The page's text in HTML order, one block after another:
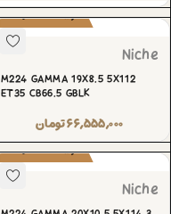
پیش‌سفارش
Niche
M224 GAMMA 19X8.5 5X112
ET35 CB66.5 GBLK
۶۶,۵۵۵,۰۰۰تومان
پیش‌سفارش
Niche